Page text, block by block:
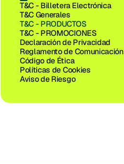
T&C - Billetera Electrónica
T&C Generales
T&C - PRODUCTOS
T&C - PROMOCIONES
Declaración de Privacidad
Reglamento de Comunicación
Código de Ética
Políticas de Cookies
Aviso de Riesgo